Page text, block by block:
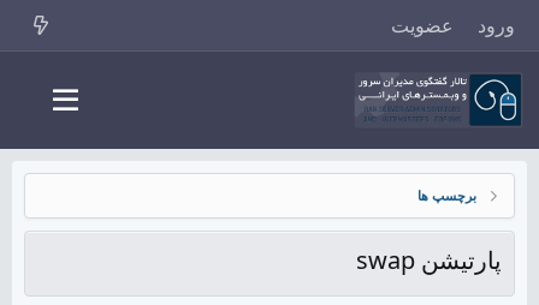
ورود عضویت
برچسپ ها
پارتیشن swap